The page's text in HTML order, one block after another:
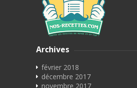
Archives
février 2018
décembre 2017
novembre 2017